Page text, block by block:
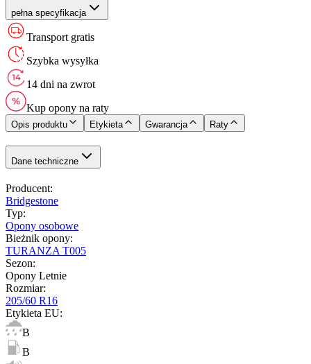
pełna specyfikacja
Transport gratis
Szybka wysyłka
14 dni na zwrot
Kup opony na raty
Opis produktu Etykieta Gwarancja Raty
Dane techniczne
Producent:
Bridgestone
Typ:
Opony osobowe
Bieżnik opony:
TURANZA T005
Sezon:
Opony Letnie
Rozmiar:
205/60 R16
Etykieta EU:
B
B